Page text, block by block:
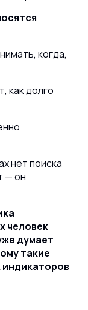
когда,
как долго
нет поиска
— он
человек
думает
такие